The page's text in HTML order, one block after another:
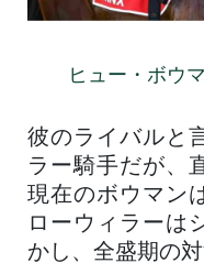
ヒュー・ボウ
彼のライバルと
ラー騎手だが、
現在のボウマン
ローウィラーは
かし、全盛期の